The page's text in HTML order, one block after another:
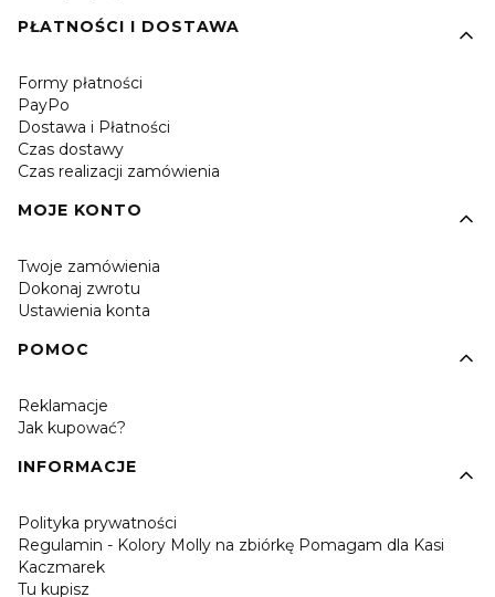
PŁATNOŚCI I DOSTAWA
Formy płatności
PayPo
Dostawa i Płatności
Czas dostawy
Czas realizacji zamówienia
MOJE KONTO
Twoje zamówienia
Dokonaj zwrotu
Ustawienia konta
POMOC
Reklamacje
Jak kupować?
INFORMACJE
Polityka prywatności
Regulamin - Kolory Molly na zbiórkę Pomagam dla Kasi
Kaczmarek
Tu kupisz